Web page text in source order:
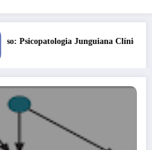
Clínica – Turma 6